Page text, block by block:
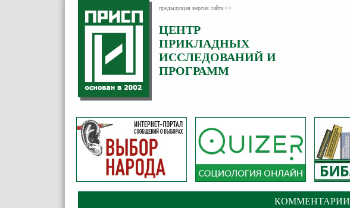
предыдущая версия сайта >>
ЦЕНТР
ПРИКЛАДНЫХ
ИССЛЕДОВАНИЙ И
ПРОГРАММ
КОММЕНТАРИИ